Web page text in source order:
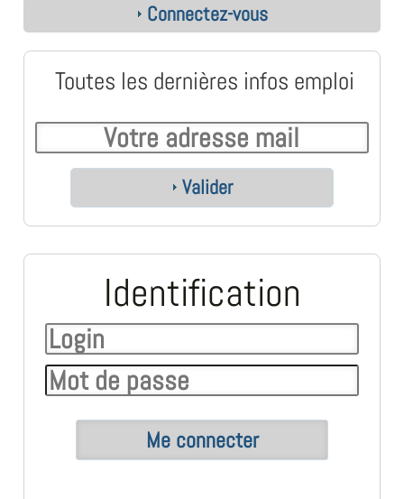
Connectez-vous
Toutes les dernières infos emploi
Valider
Identification